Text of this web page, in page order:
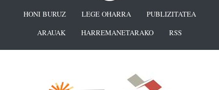
HONI BURUZ LEGE OHARRA
PUBLIZITATEA
ARAUAK
HARREMANETARAKO RSS